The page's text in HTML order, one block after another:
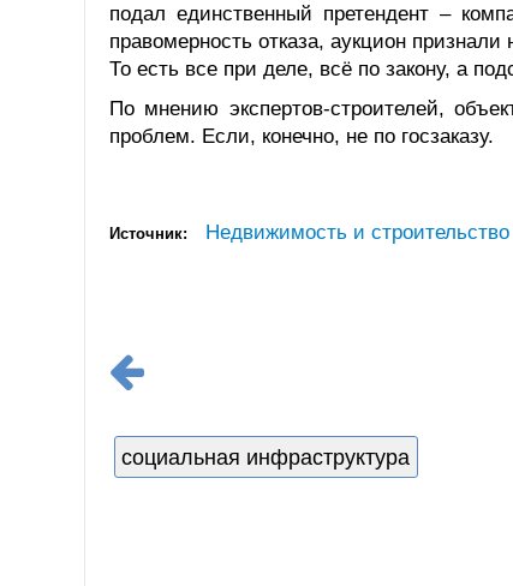
подал единственный претендент –
правомерность отказа, аукцион
То есть все при деле, всё по закону, а
По мнению экспертов-строителей,
проблем. Если, конечно, не по госзаказу.
Источник: Недвижимость и строительство
социальная инфраструктура